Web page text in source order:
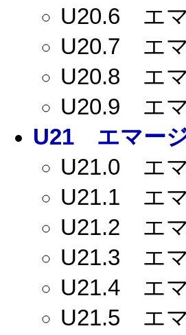
U20.6 エマ
U20.7 エマ
U20.8 エマ
U20.9 エマ
U21 エマー
U21.0 エマ
U21.1 エマ
U21.2 エマ
U21.3 エマ
U21.4 エマ
U21.5 エマ